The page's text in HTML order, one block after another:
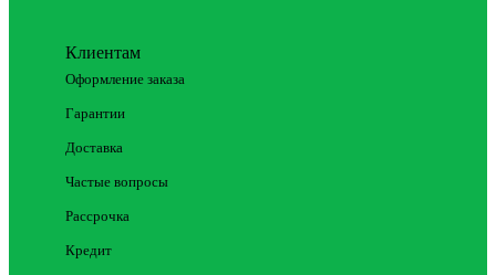
Клиентам
Оформление заказа
Гарантии
Доставка
Частые вопросы
Рассрочка
Кредит